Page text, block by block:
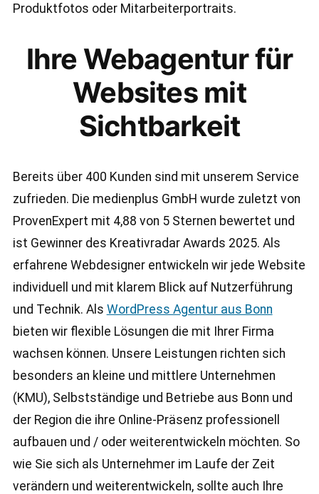
Produktfotos oder Mitarbeiterportraits.
Ihre Webagentur für
Websites mit
Sichtbarkeit
Bereits über 400 Kunden sind mit unserem Service
zufrieden. Die medienplus GmbH wurde zuletzt von
ProvenExpert mit 4,88 von 5 Sternen bewertet und
ist Gewinner des Kreativradar Awards 2025. Als
erfahrene Webdesigner entwickeln wir jede Website
individuell und mit klarem Blick auf Nutzerführung
und Technik. Als WordPress Agentur aus Bonn
bieten wir flexible Lösungen die mit Ihrer Firma
wachsen können. Unsere Leistungen richten sich
besonders an kleine und mittlere Unternehmen
(KMU), Selbstständige und Betriebe aus Bonn und
der Region die ihre Online-Präsenz professionell
aufbauen und / oder weiterentwickeln möchten. So
wie Sie sich als Unternehmer im Laufe der Zeit
verändern und weiterentwickeln, sollte auch Ihre